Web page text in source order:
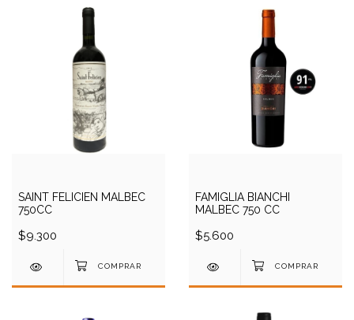
SAINT FELICIEN MALBEC
750CC
$9.300
FAMIGLIA BIANCHI
MALBEC 750 CC
$5.600